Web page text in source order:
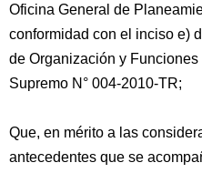
Oficina General de
conformidad con el inciso e)
de Organización y
Supremo N° 004-2010-TR;
Que, en mérito a las
antecedentes que se